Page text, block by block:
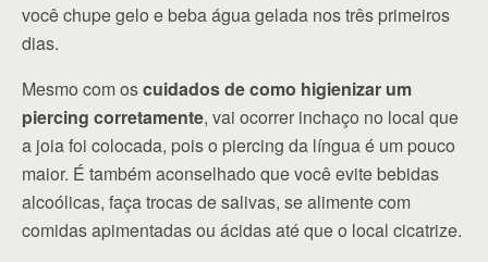
você chupe gelo e beba água gelada nos três primeiros
dias.
Mesmo com oscuidados de como higienizar um
piercing corretamente, vai ocorrer inchaço no local que
a joia foi colocada, pois o piercing da língua é um pouco
maior. É também aconselhado que você evite bebidas
alcoólicas, faça trocas de salivas, se alimente com
comidas apimentadas ou ácidas até que o local cicatrize.